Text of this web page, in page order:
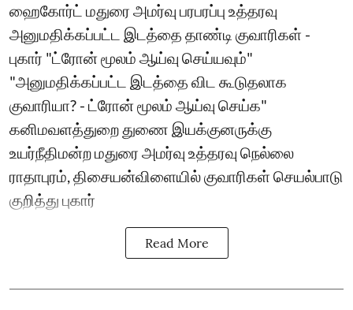
ஹைகோர்ட் மதுரை அமர்வு பரபரப்பு உத்தரவு
அனுமதிக்கப்பட்ட இடத்தை தாண்டி குவாரிகள் -
புகார் "ட்ரோன் மூலம் ஆய்வு செய்யவும்"
"அனுமதிக்கப்பட்ட இடத்தை விட கூடுதலாக
குவாரியா? - ட்ரோன் மூலம் ஆய்வு செய்க"
கனிமவளத்துறை துணை இயக்குனருக்கு
உயர்நீதிமன்ற மதுரை அமர்வு உத்தரவு நெல்லை
ராதாபுரம், திசையன்விளையில் குவாரிகள் செயல்பாடு
குறித்து புகார்
Read More